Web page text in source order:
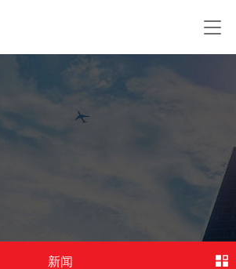
新闻